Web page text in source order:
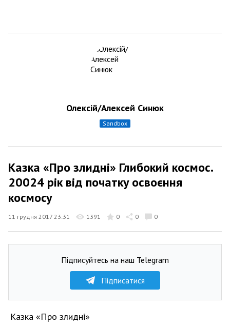
Олексій/Алексей Синюк
sandbox
Казка «Про злидні» Глибокий космос.
20024 рік від початку освоєння
космосу
11 грудня 2017 23:31 1391 0 0 0
Підписуйтесь на наш Telegram
Підписатися
Казка «Про злидні»